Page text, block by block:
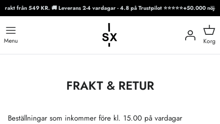
från 549 KR. 🚚 Leverans 2-4 vardagar - 4.8 på Trustpilot ⭐⭐⭐⭐⭐+50.000 nöjda
till
innehåll
Menu Korg
FRAKT & RETUR
Beställningar som inkommer före kl. 15.00 på vardagar